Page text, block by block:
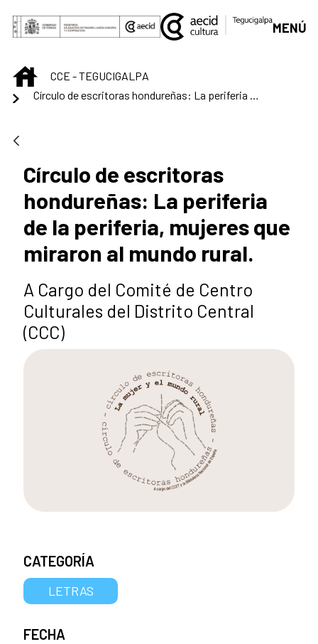
Saltar al contenido principal
MENÚ
INICIOCCE - TEGUCIGALPA
Círculo de escritoras hondureñas: La periferia de la periferia, mujeres que miraron al mundo rural.
Círculo de escritoras
hondureñas: La periferia
de la periferia, mujeres que
miraron al mundo rural.
A Cargo del Comité de Centro
Culturales del Distrito Central
(CCC)
CATEGORÍA
LETRAS
FECHA